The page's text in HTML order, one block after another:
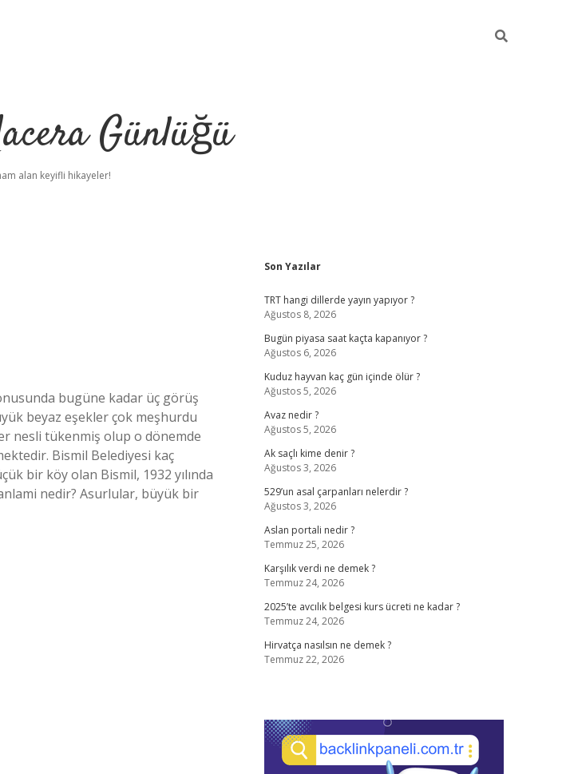
Günlüğü
alan keyifli hikayeler!
bugüne kadar üç görüş
beyaz eşekler çok meşhurdu
nesli tükenmiş olup o dönemde
Bismil Belediyesi kaç
bir köy olan Bismil, 1932 yılında
nedir? Asurlular, büyük bir
Sidebar
Son Yazılar
TRT hangi dillerde yayın yapıyor ?
Ağustos 8, 2026
Bugün piyasa saat kaçta kapanıyor ?
Ağustos 6, 2026
Kuduz hayvan kaç gün içinde ölür ?
Ağustos 5, 2026
Avaz nedir ?
Ağustos 5, 2026
Ak saçlı kime denir ?
Ağustos 3, 2026
529’un asal çarpanları nelerdir ?
Ağustos 3, 2026
Aslan portali nedir ?
Temmuz 25, 2026
Karşılık verdi ne demek ?
Temmuz 24, 2026
2025’te avcılık belgesi kurs ücreti ne kadar ?
Temmuz 24, 2026
Hirvatça nasılsın ne demek ?
Temmuz 22, 2026